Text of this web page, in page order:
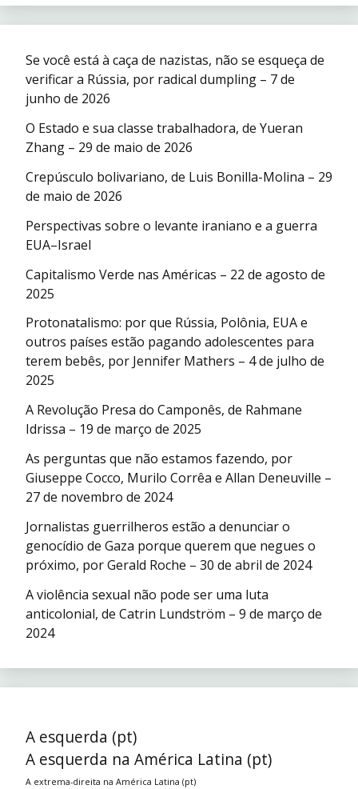
Se você está à caça de nazistas, não se esqueça de
verificar a Rússia, por radical dumpling – 7 de
junho de 2026
O Estado e sua classe trabalhadora, de Yueran
Zhang – 29 de maio de 2026
Crepúsculo bolivariano, de Luis Bonilla-Molina – 29
de maio de 2026
Perspectivas sobre o levante iraniano e a guerra
EUA–Israel
Capitalismo Verde nas Américas – 22 de agosto de
2025
Protonatalismo: por que Rússia, Polônia, EUA e
outros países estão pagando adolescentes para
terem bebês, por Jennifer Mathers – 4 de julho de
2025
A Revolução Presa do Camponês, de Rahmane
Idrissa – 19 de março de 2025
As perguntas que não estamos fazendo, por
Giuseppe Cocco, Murilo Corrêa e Allan Deneuville –
27 de novembro de 2024
Jornalistas guerrilheros estão a denunciar o
genocídio de Gaza porque querem que negues o
próximo, por Gerald Roche – 30 de abril de 2024
A violência sexual não pode ser uma luta
anticolonial, de Catrin Lundström – 9 de março de
2024
A esquerda (pt)
A esquerda na América Latina (pt)
A extrema-direita na América Latina (pt)